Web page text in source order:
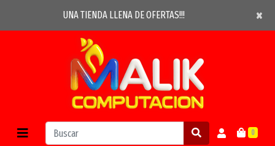
UNA TIENDA LLENA DE OFERTAS!!! ×
×
0